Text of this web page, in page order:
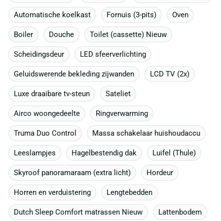
Automatische koelkast Fornuis (3-pits) Oven
Boiler Douche Toilet (cassette) Nieuw
Scheidingsdeur LED sfeerverlichting
Geluidswerende bekleding zijwanden LCD TV (2x)
Luxe draaibare tv-steun Sateliet
Airco woongedeelte Ringverwarming
Truma Duo Control Massa schakelaar huishoudaccu
Leeslampjes Hagelbestendig dak Luifel (Thule)
Skyroof panoramaraam (extra licht) Hordeur
Horren en verduistering Lengtebedden
Dutch Sleep Comfort matrassen Nieuw Lattenbodem